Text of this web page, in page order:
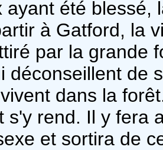
ayant été
à Gatford, la
par la grande
déconseillent de
dans la
s'y rend. Il y fera
et sortira de